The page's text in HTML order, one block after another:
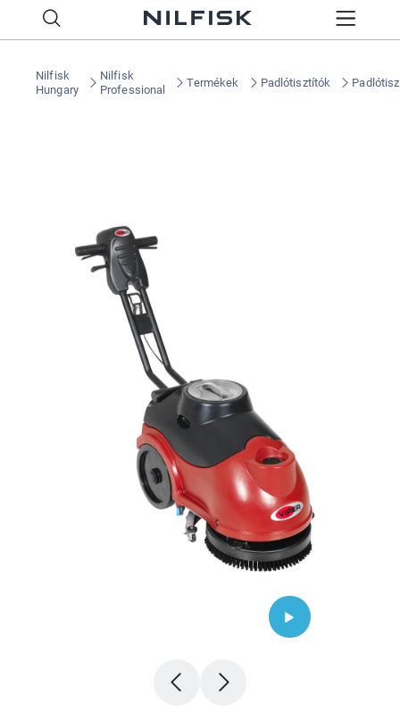
Nilfisk
Hungary
Nilfisk
Professional
Termékek Padlótisztítók